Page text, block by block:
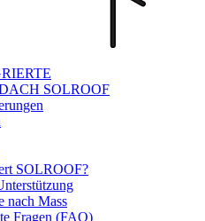
SOLROOF
SOLROOF?
nach Mass
Fragen (FAQ)